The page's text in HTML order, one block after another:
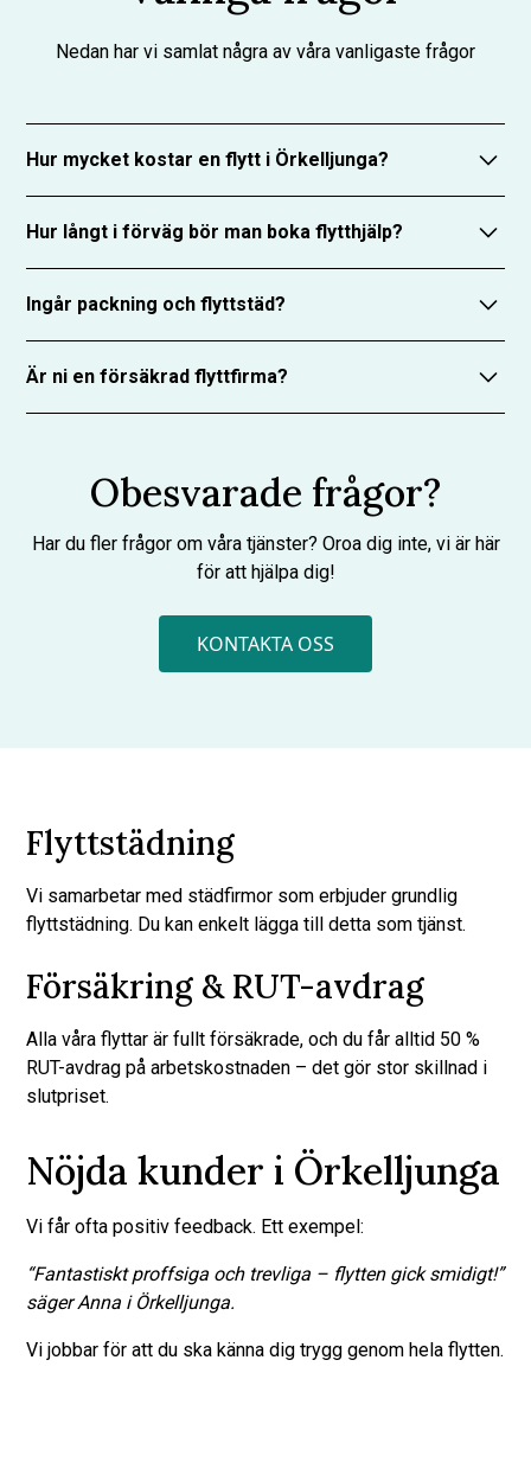
Nedan har vi samlat några av våra vanligaste frågor
Hur mycket kostar en flytt i Örkelljunga?
betalar du bara hälften av arbetskostnaden. Vi ger
alltid kostnadsfria offerter.
Hur långt i förväg bör man boka flytthjälp?
planering. Men vi har ofta möjlighet att hjälpa till
även med kort varsel.
Ingår packning och flyttstäd?
flyttstädning via våra samarbetspartners.
Är ni en försäkrad flyttfirma?
Obesvarade frågor?
Har du fler frågor om våra tjänster? Oroa dig inte, vi är här
för att hjälpa dig!
KONTAKTA OSS
Flyttstädning
Vi samarbetar med städfirmor som erbjuder grundlig
flyttstädning. Du kan enkelt lägga till detta som tjänst.
Försäkring & RUT-avdrag
Alla våra flyttar är fullt försäkrade, och du får alltid 50 %
RUT-avdrag på arbetskostnaden – det gör stor skillnad i
slutpriset.
Nöjda kunder i Örkelljunga
Vi får ofta positiv feedback. Ett exempel:
“Fantastiskt proffsiga och trevliga – flytten gick smidigt!”
säger Anna i Örkelljunga.
Vi jobbar för att du ska känna dig trygg genom hela flytten.